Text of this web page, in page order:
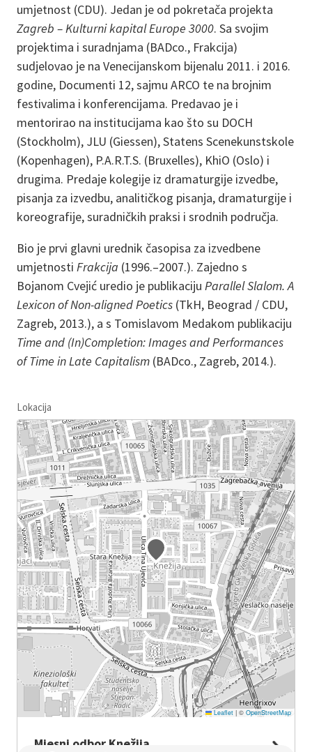
umjetnost (CDU). Jedan je od pokretača projekta
Zagreb – Kulturni kapital Europe 3000. Sa svojim
projektima i suradnjama (BADco., Frakcija)
sudjelovao je na Venecijanskom bijenalu 2011. i 2016.
godine, Documenti 12, sajmu ARCO te na brojnim
festivalima i konferencijama. Predavao je i
mentorirao na institucijama kao što su DOCH
(Stockholm), JLU (Giessen), Statens Scenekunstskole
(Kopenhagen), P.A.R.T.S. (Bruxelles), KhiO (Oslo) i
drugima. Predaje kolegije iz dramaturgije izvedbe,
pisanja za izvedbu, analitičkog pisanja, dramaturgije i
koreografije, suradničkih praksi i srodnih područja.
Bio je prvi glavni urednik časopisa za izvedbene
umjetnosti Frakcija (1996.–2007.). Zajedno s
Bojanom Cvejić uredio je publikaciju Parallel Slalom. A
Lexicon of Non-aligned Poetics (TkH, Beograd / CDU,
Zagreb, 2013.), a s Tomislavom Medakom publikaciju
Time and (In)Completion: Images and Performances
of Time in Late Capitalism (BADco., Zagreb, 2014.).
Lokacija
Leaflet |© OpenStreetMap
Mjesni odbor Knežija